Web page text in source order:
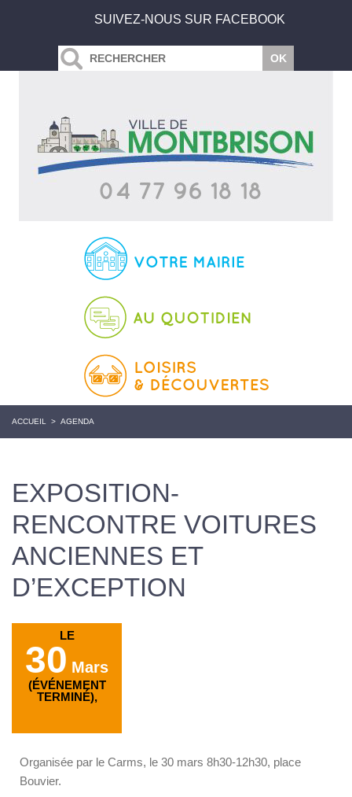
SUIVEZ-NOUS SUR FACEBOOK
ACCUEIL > AGENDA
EXPOSITION-
RENCONTRE VOITURES
ANCIENNES ET
D’EXCEPTION
LE
30 Mars
(ÉVÉNEMENT
TERMINÉ),
Organisée par le Carms, le 30 mars 8h30-12h30, place
Bouvier.